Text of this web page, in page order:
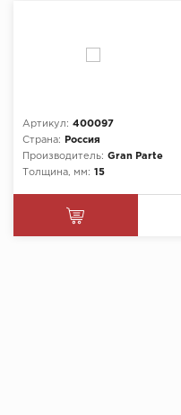
Артикул: 400097
Страна:
Россия
Производитель: Gran Parte
Толщина, мм: 15